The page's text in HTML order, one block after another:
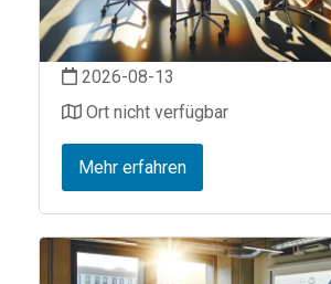
2026-08-13
Ort nicht verfügbar
Mehr erfahren